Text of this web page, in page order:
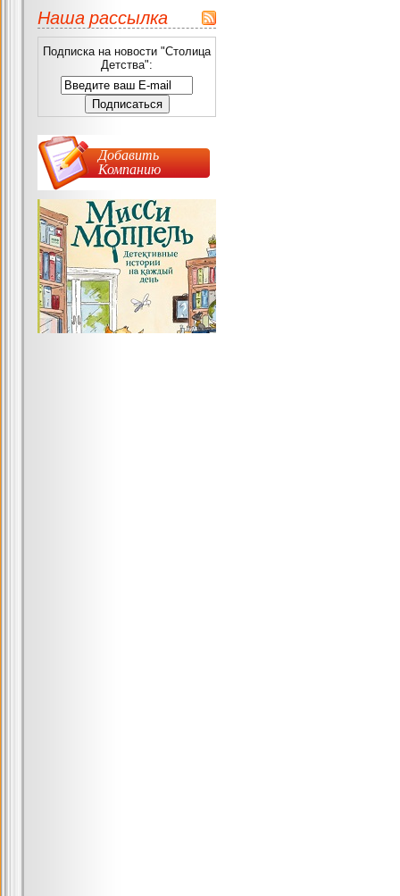
Наша рассылка
Подписка на новости "Столица
Детства":
Добавить
Компанию